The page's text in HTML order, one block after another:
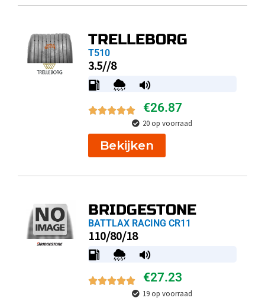
TRELLEBORG
T510
3.5//8
€26.87
20 op voorraad
Bekijken
BRIDGESTONE
BATTLAX RACING CR11
110/80/18
€27.23
19 op voorraad